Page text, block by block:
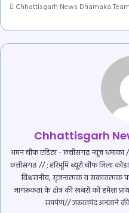
Chhattisgarh News Dhamaka Team
Chhattisgarh
अमन चीफ एडिटर - छत्तीसगढ़ न्यूज़ धमाका
छत्तीसगढ // ; हरिभूमि ब्यूरो चीफ जिला
विश्वसनीय, सृजनात्मक व सकारात्मक
जागरूकता के क्षेत्र की खबरों को हमेशा
समर्पण// जरूरतमंद अनजाने की